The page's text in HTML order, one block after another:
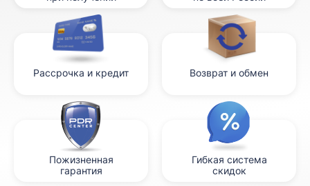
Рассрочка и кредит Возврат и обмен
Пожизненная
гарантия
Гибкая система
скидок